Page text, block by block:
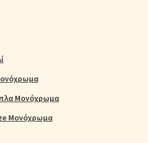
Μονόχρωμα
Μονόχρωμα